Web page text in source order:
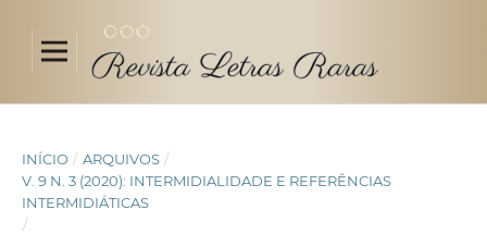
INÍCIO / ARQUIVOS /
V. 9 N. 3 (2020): INTERMIDIALIDADE E REFERÊNCIAS
INTERMIDIÁTICAS
/